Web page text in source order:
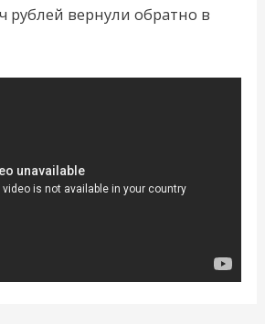
рублей вернули обратно в